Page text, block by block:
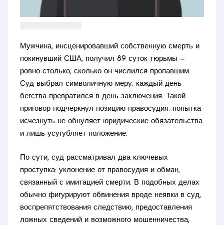
Мужчина, инсценировавший собственную смерть и
покинувший США, получил 89 суток тюрьмы —
ровно столько, сколько он числился пропавшим.
Суд выбрал символичную меру: каждый день
бегства превратился в день заключения. Такой
приговор подчеркнул позицию правосудия: попытка
исчезнуть не обнуляет юридические обязательства
и лишь усугубляет положение.
По сути, суд рассматривал два ключевых
проступка: уклонение от правосудия и обман,
связанный с имитацией смерти. В подобных делах
обычно фигурируют обвинения вроде неявки в суд,
воспрепятствования следствию, предоставления
ложных сведений и возможного мошенничества,